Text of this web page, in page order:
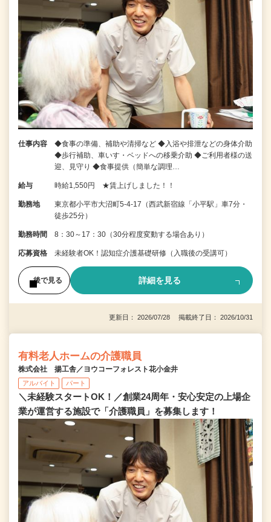
仕事内容
◆食事の準備、補助や清掃など ◆入浴や排泄などの身体介助
◆歩行補助、車いす・ベッドへの移乗介助 ◆ご利用者様の送
迎、見守り ◆食事提供（簡単な調理…
給与 時給1,550円 ★賃上げしました！！
勤務地
東京都小平市大沼町5-4-17（西武新宿線「小平駅」車7分・
徒歩25分）
勤務時間 8：30～17：30（30分程度変動する場合あり）
応募資格 未経験者OK！認知症介護基礎研修（入職後の受講可）
後で見る 詳細を見る
更新日： 2026/07/28 掲載終了日： 2026/10/31
有料老人ホームの介護職員
株式会社 揚工舎／ヨウコーフォレスト花小金井
アルバイト パート
＼未経験スタートOK！／創業24周年・安心安定の上場企
業が運営する施設で「介護職員」を募集します！